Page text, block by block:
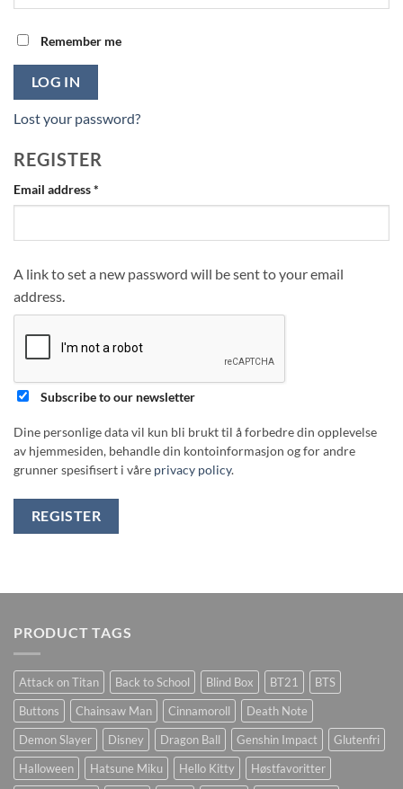
Remember me
LOG IN
Lost your password?
REGISTER
Email address*
A link to set a new password will be sent to your email
address.
Subscribe to our newsletter
Dine personlige data vil kun bli brukt til å forbedre din opplevelse
av hjemmesiden, behandle din kontoinformasjon og for andre
grunner spesifisert i våre privacy policy.
REGISTER
PRODUCT TAGS
Attack on Titan Back to School Blind Box BT21
BTS
Buttons
Chainsaw Man Cinnamoroll
Death Note
Demon Slayer
Disney Dragon Ball Genshin Impact
Glutenfri
Halloween
Hatsune Miku Hello Kitty
Høstfavoritter